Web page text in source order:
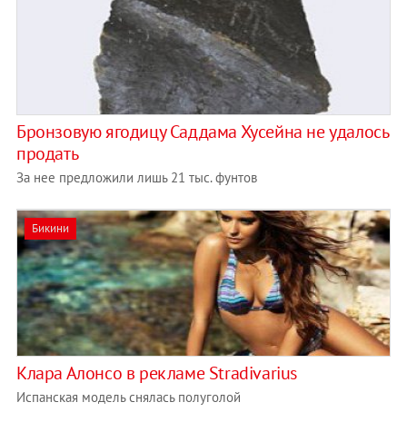
Бронзовую ягодицу Саддама Хусейна не удалось
продать
За нее предложили лишь 21 тыс. фунтов
Бикини
Клара Алонсо в рекламе Stradivarius
Испанская модель снялась полуголой